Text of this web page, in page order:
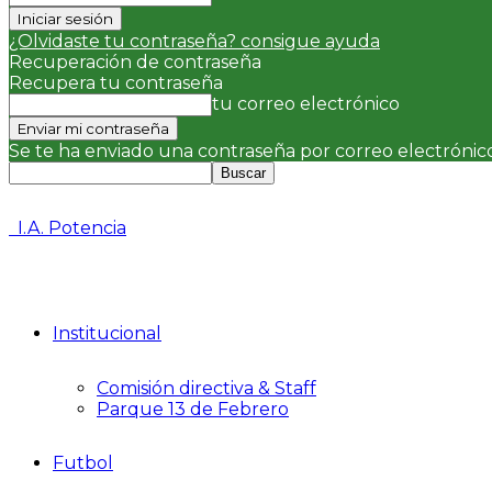
¿Olvidaste tu contraseña? consigue ayuda
Recuperación de contraseña
Recupera tu contraseña
tu correo electrónico
Se te ha enviado una contraseña por correo
I.A. Potencia
Institucional
Comisión directiva & Staff
Parque 13 de Febrero
Futbol